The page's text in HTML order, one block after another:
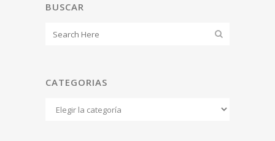
BUSCAR
CATEGORIAS
Categorias